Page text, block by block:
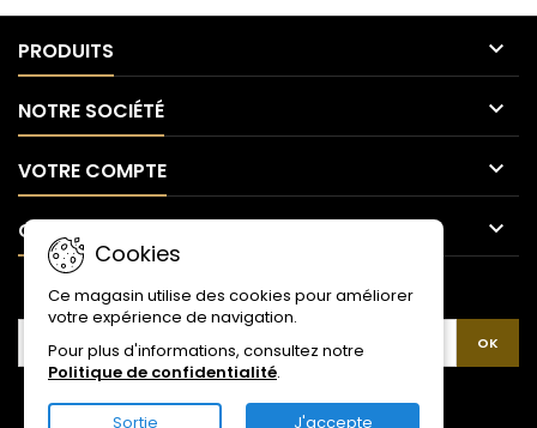
PRODUITS 
NOTRE SOCIÉTÉ 
VOTRE COMPTE 
CONTACT 
Cookies
Ce magasin utilise des cookies pour améliorer
votre expérience de navigation.
Pour plus d'informations, consultez notre
Politique de confidentialité.
Sortie J'accepte
LETTRE D'INFORMATIONS